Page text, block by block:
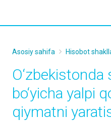
Asosiy sahifa Hisobot
O‘zbekistonda
bo‘yicha yalpi
qiymatni